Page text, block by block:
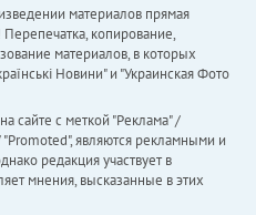
материалов прямая
копирование,
материалов, в которых
Новини" и "Украинская Фото
сайте с меткой "Реклама" /
являются рекламными и
редакция участвует в
мнения, высказанные в этих